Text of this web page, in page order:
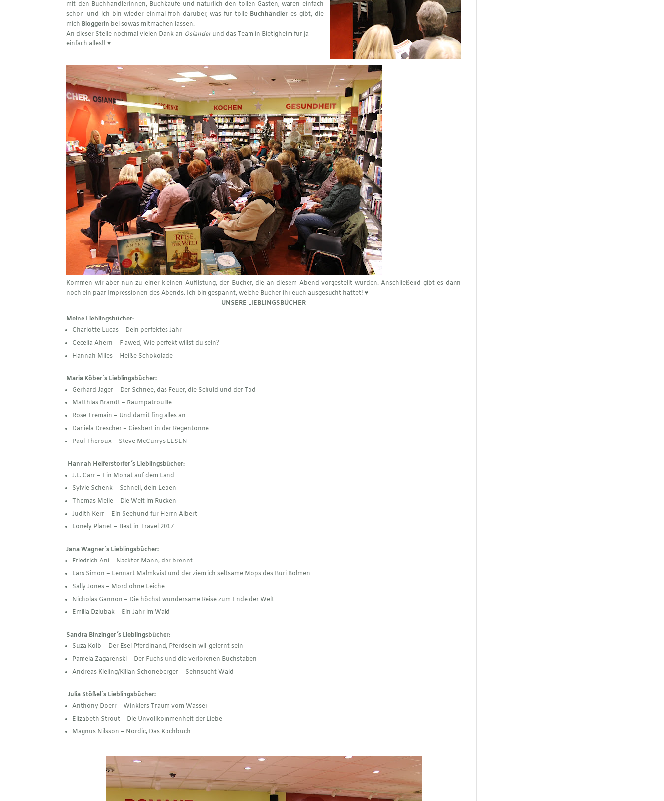
mit den Buchhändlerinnen, Buchkäufe und natürlich den tollen Gästen, waren einfach
schön und ich bin wieder einmal froh darüber, was für tolle Buchhändler es gibt, die
mich Bloggerin bei sowas mitmachen lassen.
An dieser Stelle nochmal vielen Dank an Osianderund das Team in Bietigheim für ja
einfach alles!! ♥︎
Kommen wir aber nun zu einer kleinen Auflistung, der Bücher, die an diesem Abend vorgestellt wurden. Anschließend gibt es dann
noch ein paar Impressionen des Abends. Ich bin gespannt, welche Bücher ihr euch ausgesucht hättet! ♥︎
UNSERE LIEBLINGSBÜCHER
Meine Lieblingsbücher:
Charlotte Lucas – Dein perfektes Jahr
Cecelia Ahern – Flawed, Wie perfekt willst du sein?
Hannah Miles – Heiße Schokolade
Maria Köber´s Lieblingsbücher:
Gerhard Jäger – Der Schnee, das Feuer, die Schuld und der Tod
Matthias Brandt – Raumpatrouille
Rose Tremain – Und damit fing alles an
Daniela Drescher – Giesbert in der Regentonne
Paul Theroux – Steve McCurrys LESEN
Hannah Helferstorfer´s Lieblingsbücher:
J.L. Carr – Ein Monat auf dem Land
Sylvie Schenk – Schnell, dein Leben
Thomas Melle – Die Welt im Rücken
Judith Kerr – Ein Seehund für Herrn Albert
Lonely Planet – Best in Travel 2017
Jana Wagner´s Lieblingsbücher:
Friedrich Ani – Nackter Mann, der brennt
Lars Simon – Lennart Malmkvist und der ziemlich seltsame Mops des Buri Bolmen
Sally Jones – Mord ohne Leiche
Nicholas Gannon – Die höchst wundersame Reise zum Ende der Welt
Emilia Dziubak – Ein Jahr im Wald
Sandra Binzinger´s Lieblingsbücher:
Suza Kolb – Der Esel Pferdinand, Pferdsein will gelernt sein
Pamela Zagarenski – Der Fuchs und die verlorenen Buchstaben
Andreas Kieling/Kilian Schöneberger – Sehnsucht Wald
Julia Stößel´s Lieblingsbücher:
Anthony Doerr – Winklers Traum vom Wasser
Elizabeth Strout – Die Unvollkommenheit der Liebe
Magnus Nilsson – Nordic, Das Kochbuch